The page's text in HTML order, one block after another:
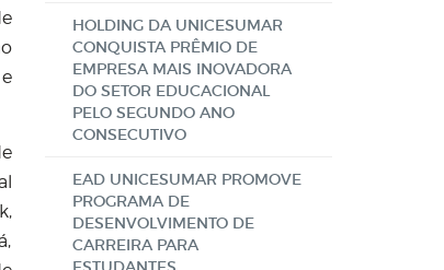
HOLDING DA UNICESUMAR
CONQUISTA PRÊMIO DE
EMPRESA MAIS INOVADORA
DO SETOR EDUCACIONAL
PELO SEGUNDO ANO
CONSECUTIVO
EAD UNICESUMAR PROMOVE
PROGRAMA DE
DESENVOLVIMENTO DE
CARREIRA PARA